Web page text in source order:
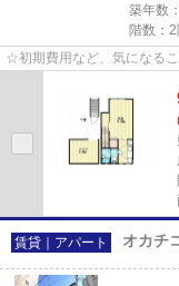
築年数
階数：2
☆初期費用など、気になる
賃貸｜アパート オカチ